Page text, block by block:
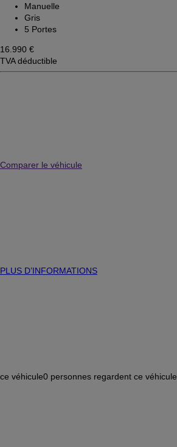
Manuelle
Gris
5 Portes
16.990 €
TVA déductible
Comparer le véhicule
PLUS D’INFORMATIONS
ce véhicule0 personnes regardent ce véhicule